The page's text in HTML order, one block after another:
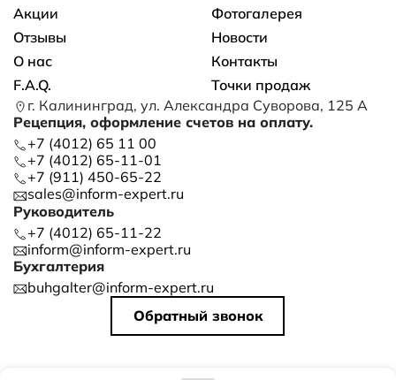
Акции
Фотогалерея
Отзывы
Новости
О нас
Контакты
F.A.Q.
Точки продаж
г. Калининград, ул. Александра Суворова, 125 А
Рецепция, оформление счетов на оплату.
+7 (4012) 65 11 00
+7 (4012) 65-11-01
+7 (911) 450-65-22
sales@inform-expert.ru
Руководитель
+7 (4012) 65-11-22
inform@inform-expert.ru
Бухгалтерия
buhgalter@inform-expert.ru
Обратный звонок